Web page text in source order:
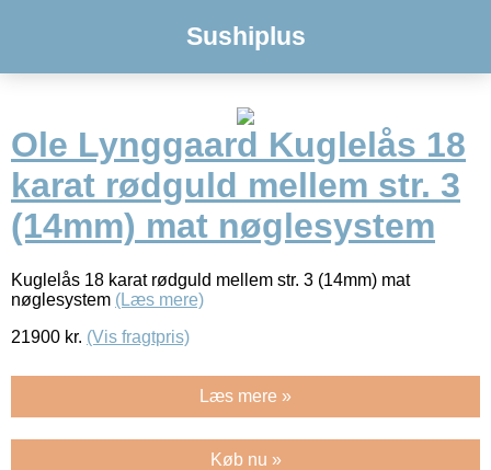
Sushiplus
Ole Lynggaard Kuglelås 18
karat rødguld mellem str. 3
(14mm) mat nøglesystem
Kuglelås 18 karat rødguld mellem str. 3 (14mm) mat
nøglesystem (Læs mere)
21900 kr. (Vis fragtpris)
Læs mere »
Køb nu »